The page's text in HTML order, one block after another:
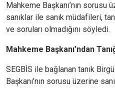
Mahkeme Başkanı’nın sorusu
sanıklar ile sanık müdafileri,
ve soruları olmadığını söyledi.
Mahkeme Başkanı’ndan
SEGBİS ile bağlanan tanık
Başkanı’nın sorusu üzerine